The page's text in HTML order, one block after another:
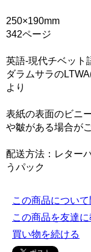
250×190mm
342ページ
英語-現代チベット
ダラムサラの
より
表紙の表面のビニ
や皺がある場合が
配送方法：レター
うパック
この商品につい
この商品を友達に
買い物を続ける